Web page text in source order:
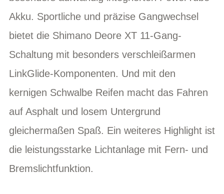
Akku. Sportliche und präzise Gangwechsel
bietet die Shimano Deore XT 11-Gang-
Schaltung mit besonders verschleißarmen
LinkGlide-Komponenten. Und mit den
kernigen Schwalbe Reifen macht das Fahren
auf Asphalt und losem Untergrund
gleichermaßen Spaß. Ein weiteres Highlight ist
die leistungsstarke Lichtanlage mit Fern- und
Bremslichtfunktion.